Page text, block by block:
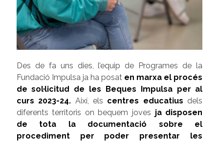
Des de fa uns dies, l’equip de Programes de la
Fundació Impulsa ja ha posat en marxa el procés
de sol·licitud de les Beques Impulsa per al
curs 2023-24. Així, els centres educatius dels
diferents territoris on bequem joves ja disposen
de tota la documentació sobre el
procediment per poder presentar les